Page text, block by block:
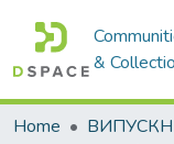
&
Home